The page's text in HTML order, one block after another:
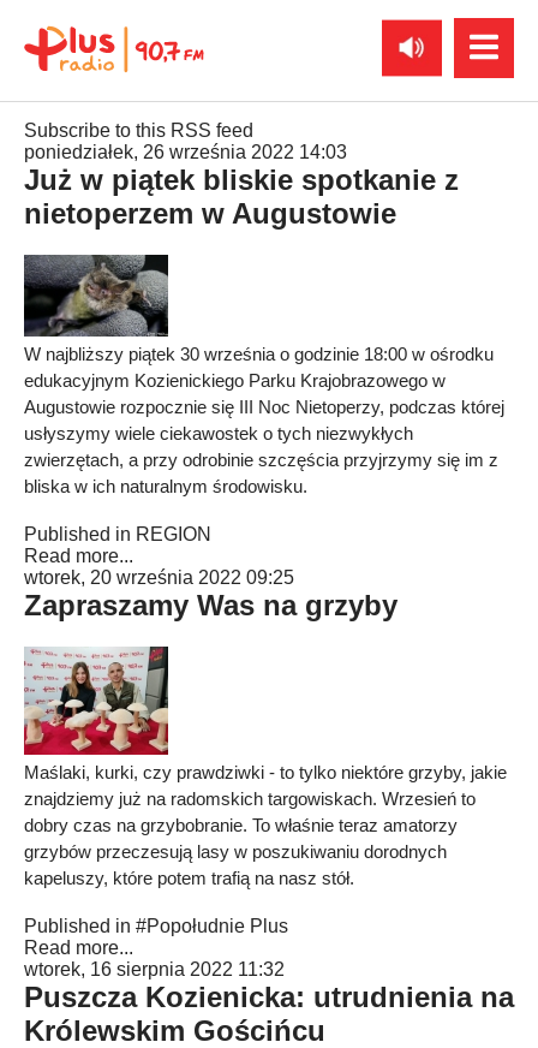
Subscribe to this RSS feed
poniedziałek, 26 września 2022 14:03
Już w piątek bliskie spotkanie z
nietoperzem w Augustowie
W najbliższy piątek 30 września o godzinie 18:00 w ośrodku
edukacyjnym Kozienickiego Parku Krajobrazowego w
Augustowie rozpocznie się III Noc Nietoperzy, podczas której
usłyszymy wiele ciekawostek o tych niezwykłych
zwierzętach, a przy odrobinie szczęścia przyjrzymy się im z
bliska w ich naturalnym środowisku.
Published in REGION
Read more...
wtorek, 20 września 2022 09:25
Zapraszamy Was na grzyby
Maślaki, kurki, czy prawdziwki - to tylko niektóre grzyby, jakie
znajdziemy już na radomskich targowiskach. Wrzesień to
dobry czas na grzybobranie. To właśnie teraz amatorzy
grzybów przeczesują lasy w poszukiwaniu dorodnych
kapeluszy, które potem trafią na nasz stół.
Published in #Popołudnie Plus
Read more...
wtorek, 16 sierpnia 2022 11:32
Puszcza Kozienicka: utrudnienia na
Królewskim Gościńcu